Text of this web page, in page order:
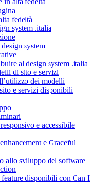
in alta fedeltà
fedeltà
system .italia
system
al design system .italia
di sito e servizi
dei modelli
e servizi disponibili
e accessibile
e Graceful
allo sviluppo del software
disponibili con Can I